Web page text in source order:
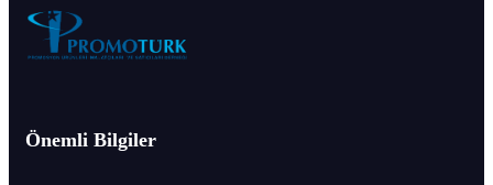
Önemli Bilgiler